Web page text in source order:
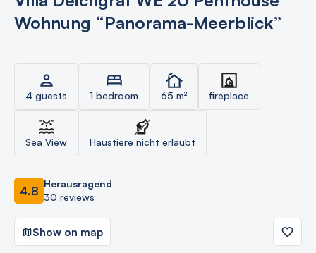
Wohnung “Panorama-Meerblick”
4 guests 1 bedroom 65 m² fireplace
Sea View Haustiere nicht erlaubt
4.8 Herausragend
30 reviews
Show on map